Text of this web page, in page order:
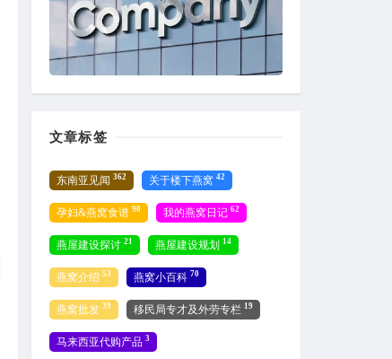
文章标签
东南亚见闻 362 关于楼下燕窝 42
孕妇&燕窝食谱 90 我的燕窝日记 62
燕屋建设探讨 21 燕屋建设规划 14
燕窝介绍 53 燕窝小百科 70
燕窝批发 39 移民局专才及外劳专栏 19
马来西亚代购产品 3